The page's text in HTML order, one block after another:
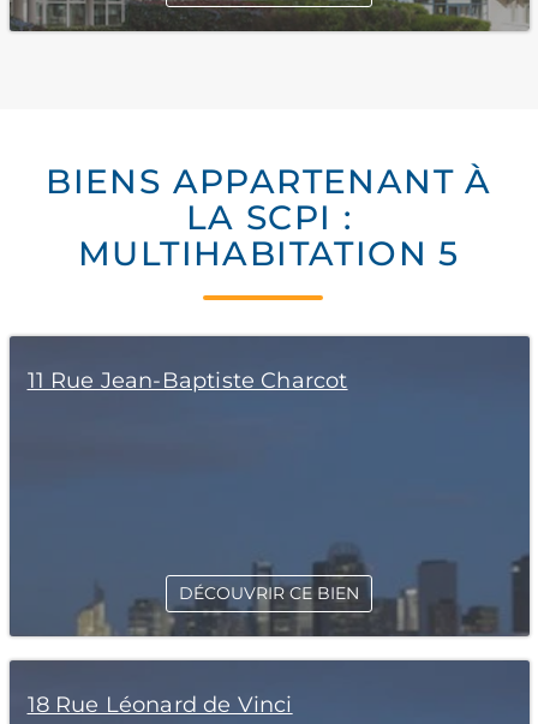
BIENS APPARTENANT À
LA SCPI :
MULTIHABITATION 5
11 Rue Jean-Baptiste Charcot
DÉCOUVRIR CE BIEN
18 Rue Léonard de Vinci